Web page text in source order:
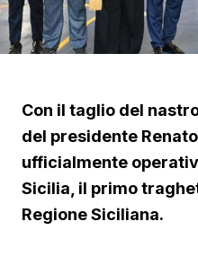
Con il taglio del
del presidente
ufficialmente
Sicilia, il primo
Regione Siciliana.